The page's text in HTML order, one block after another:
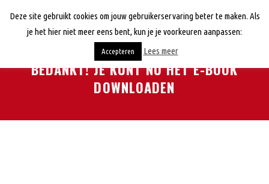
BEDANKT! JE KUNT NU HET E-BOOK
DOWNLOADEN
Deze site gebruikt cookies om jouw gebruikerservaring beter te maken. Als
je het hier niet meer eens bent, kun je je voorkeuren aanpassen:
Accepteren Lees meer